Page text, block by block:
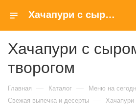
Хачапури с сыром и творогом с доставкой на дом в Москве
Хачапури с
творогом
Главная — Каталог — Меню на
Свежая выпечка и десерты — Хачапури